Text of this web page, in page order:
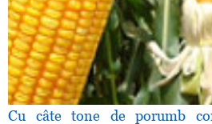
Cu câte tone de porumb